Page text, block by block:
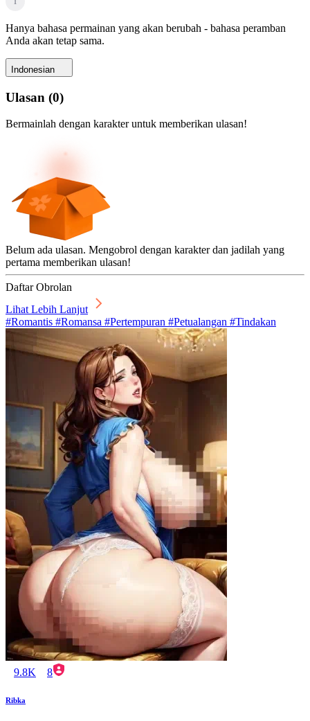
Hanya bahasa permainan yang akan berubah - bahasa peramban
Anda akan tetap sama.
Indonesian
Ulasan (0)
Bermainlah dengan karakter untuk memberikan ulasan!
Belum ada ulasan. Mengobrol dengan karakter dan jadilah yang
pertama memberikan ulasan!
Daftar Obrolan
Lihat Lebih Lanjut
#Romantis #Romansa #Pertempuran #Petualangan #Tindakan
9.8K 8
Ribka